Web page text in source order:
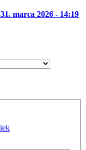
31. marca 2026 - 14:19